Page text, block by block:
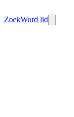
ZoekWord lid